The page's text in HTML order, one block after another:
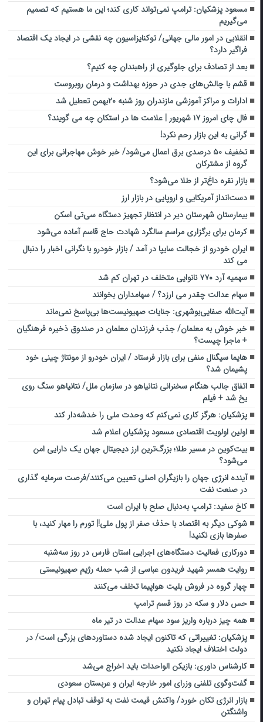
مسعود پزشکیان: ترامپ نمی‌تواند کاری کند؛ این ما هستیم که تصمیم
می‌گیریم
انقلابی در امور مالی جهانی/ توکنایزاسیون چه نقشی در ایجاد یک اقتصاد
فراگیر دارد؟
بعد از تصادف برای جلوگیری از راهبندان چه کنیم؟
قشم با چالش‌های جدی در حوزه بهداشت و درمان روبروست
ادارات و مراکز آموزشی مازندران روز شنبه ۲۰بهمن تعطیل شد
فال چای امروز ۱۷ شهریور | علامت ها در استکان چه می گویند؟
گرانی به این بازار رحم نکرد!
تخفیف ۵۰ درصدی برق اعمال می‌شود/ خبر خوش مهاجرانی برای این
گروه از مشترکان
بازار نقره داغ‌تر از طلا می‌شود؟
دست‌انداز آمریکایی و اروپایی در بازار ارز
بیمارستان شهرستان دیر در انتظار تجهیز دستگاه سی‌تی اسکن
کرمان برای برگزاری مراسم سالگرد شهادت حاج قاسم آماده می‌شود
ایران خودرو از خجالت سایپا در آمد / بازار خودرو با نگرانی اخبار را دنبال
می کند
سهمیه آرد ۷۷۰ نانوایی متخلف در تهران کم شد
سهام عدالت چقدر می ارزد؟ / سهامداران بخوانند
آیت‌الله صفایی‌بوشهری: جنایات صهیونیست‌ها بی‌پاسخ نمی‌ماند
خبر خوش به معلمان/ جذب فرزندان معلمان در صندوق ذخیره فرهنگیان
+ ماجرا چیست؟
هایما سیگنال منفی برای بازار فرستاد / ایران خودرو از مونتاژ چینی خود
پشیمان شد؟
اتفاق جالب هنگام سخنرانی نتانیاهو در سازمان ملل/ نتانیاهو سنگ روی
یخ شد + فیلم
پزشکیان: هرگز کاری نمی‌کنم که وحدت ملی را خدشه‌دار کند
اولین اولویت اقتصادی مسعود پزشکیان اعلام شد
بیت‌کوین در مسیر طلا؛ بزرگ‌ترین ارز دیجیتال جهان یک دارایی امن
می‌شود؟
آینده انرژی جهان را بازیگران اصلی تعیین می‌کنند/فرصت سرمایه گذاری
در صنعت نفت
کاخ سفید: ترامپ به‌دنبال صلح با ایران است
شوکی دیگر به اقتصاد با حذف صفر از پول ملی!| تورم را مهار کنید، با
صفرها بازی نکنید!
دورکاری فعالیت دستگاه‌های اجرایی استان فارس در روز سه‌شنبه
روایت همسر شهید فریدون عباسی از شب حمله رژیم صهیونیستی
چهار گروه در فروش بلیت هواپیما تخلف می‌کنند
حس دلار و سکه در روز قسم ترامپ
همه چیز درباره واریز سود سهام عدالت در تیر ماه
پزشکیان: تغییراتی که تاکنون ایجاد شده دستاوردهای بزرگی است/ در
دولت اختلاف ایجاد نکنید
کارشناس داوری: بازیکن الواحدات باید اخراج می‌شد
گفت‌وگوی تلفنی وزرای امور خارجه ایران و عربستان سعودی
بازار انرژی تکان خورد/ واکنش قیمت نفت به توقف تبادل پیام تهران و
واشنگتن